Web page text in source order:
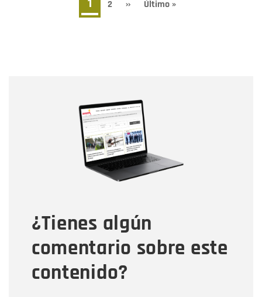
actual
Page
2
Siguiente
››
Última
Último »
¿Tienes algún
comentario sobre este
contenido?
Correo electrónico
Tipo de comentario
Mensaje